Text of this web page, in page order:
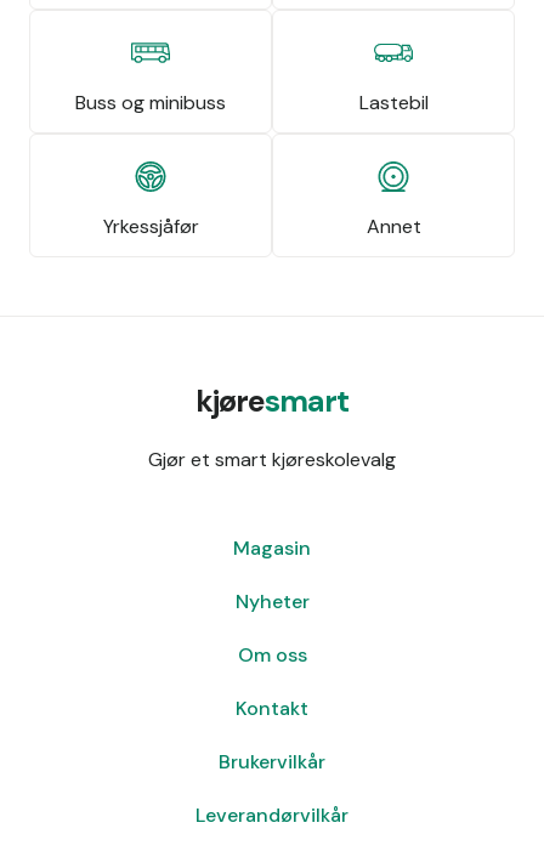
Buss og minibuss Lastebil
Yrkessjåfør Annet
kjøresmart
Gjør et smart kjøreskolevalg
Magasin
Nyheter
Om oss
Kontakt
Brukervilkår
Leverandørvilkår